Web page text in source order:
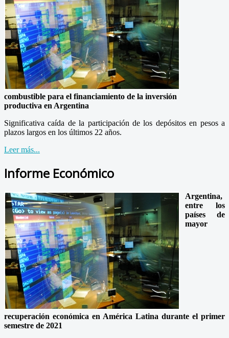
combustible para el financiamiento de la inversión
productiva en Argentina
Significativa caída de la participación de los depósitos en pesos a
plazos largos en los últimos 22 años.
Leer más...
Informe Económico
Argentina,
entre los
países de
mayor
recuperación económica en América Latina durante el primer
semestre de 2021